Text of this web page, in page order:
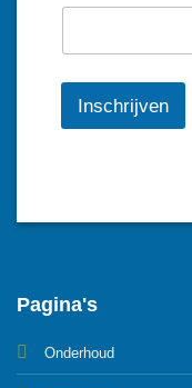
Inschrijven
Pagina's
Onderhoud